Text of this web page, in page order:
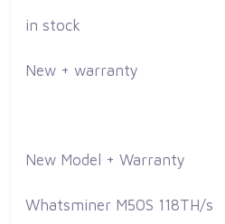
in stock
New + warranty
New Model + Warranty
Whatsminer M50S 118TH/s